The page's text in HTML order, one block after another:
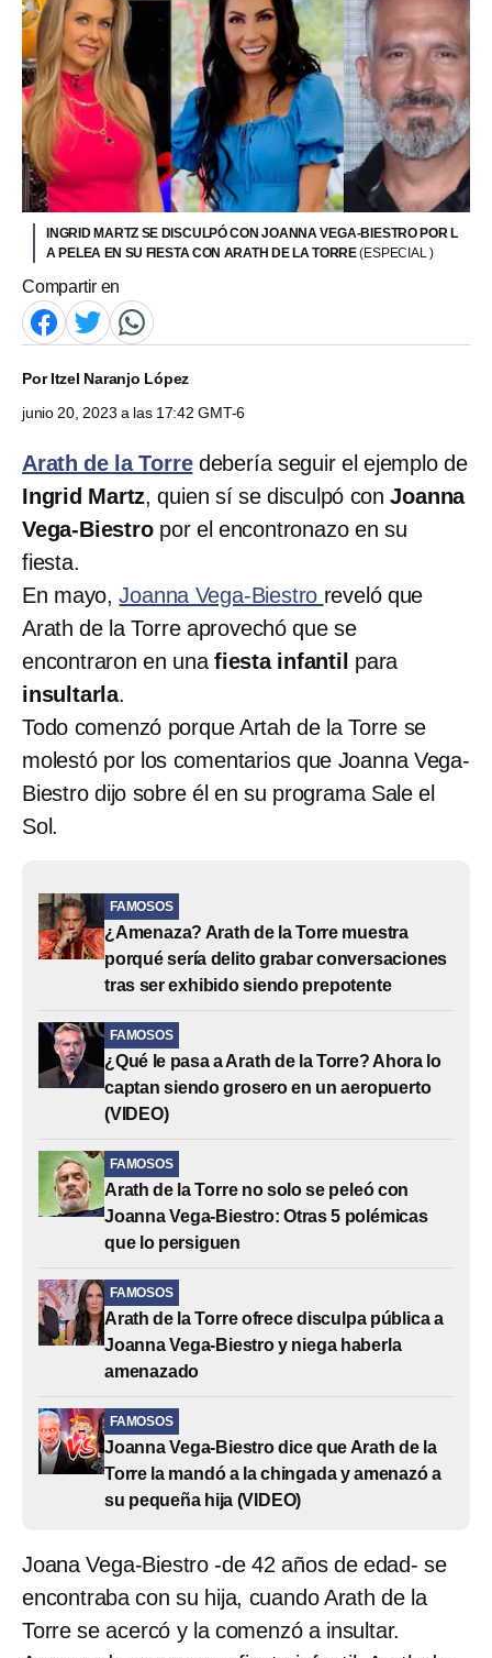
INGRID MARTZ SE DISCULPÓ CON JOANNA VEGA-BIESTRO POR L
A PELEA EN SU FIESTA CON ARATH DE LA TORRE(ESPECIAL )
Compartir en
PorItzel Naranjo López
junio 20, 2023 a las 17:42 GMT-6
Arath de la Torredebería seguir el ejemplo de
Ingrid Martz, quien sí se disculpó conJoanna
Vega-Biestropor el encontronazo en su
fiesta.
En mayo,Joanna Vega-Biestro reveló que
Arath de la Torre aprovechó que se
encontraron en unafiesta infantil para
insultarla.
Todo comenzó porque Artah de la Torre se
molestó por los comentarios que Joanna Vega-
Biestro dijo sobre él en su programa Sale el
Sol.
FAMOSOS
¿Amenaza? Arath de la Torre muestra
porqué sería delito grabar conversaciones
tras ser exhibido siendo prepotente
FAMOSOS
¿Qué le pasa a Arath de la Torre? Ahora lo
captan siendo grosero en un aeropuerto
(VIDEO)
FAMOSOS
Arath de la Torre no solo se peleó con
Joanna Vega-Biestro: Otras 5 polémicas
que lo persiguen
FAMOSOS
Arath de la Torre ofrece disculpa pública a
Joanna Vega-Biestro y niega haberla
amenazado
FAMOSOS
Joanna Vega-Biestro dice que Arath de la
Torre la mandó a la chingada y amenazó a
su pequeña hija (VIDEO)
Joana Vega-Biestro -de 42 años de edad- se
encontraba con su hija, cuando Arath de la
Torre se acercó y la comenzó a insultar.